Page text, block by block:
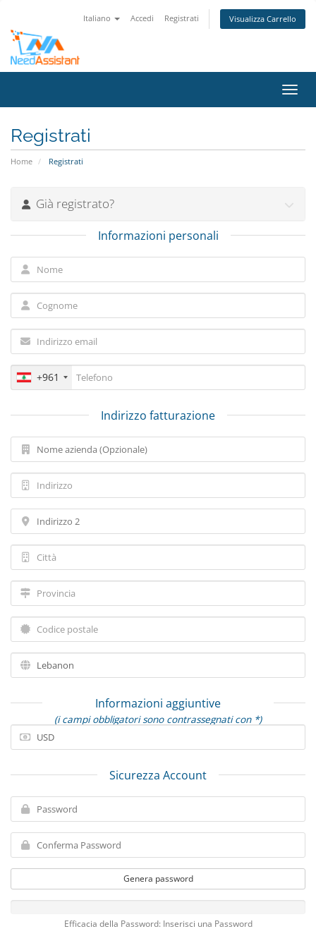
Italiano Accedi Registrati Visualizza Carrello
Registrati
Home Registrati
Già registrato?
Informazioni personali
+961
Indirizzo fatturazione
Informazioni aggiuntive
(i campi obbligatori sono contrassegnati con *)
Sicurezza Account
Genera password
Efficacia della Password: Inserisci una Password